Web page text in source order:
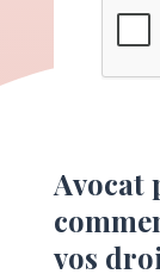
e
n
a
Avocat
vos